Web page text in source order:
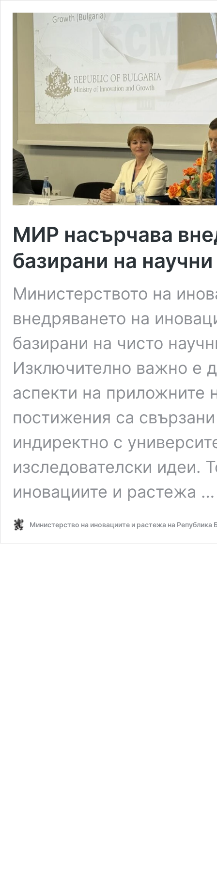
МИР насърчава
базирани на
Министерството на
внедряването на
базирани на чисто
Изключително важно e
аспекти на приложните
постижения са
индиректно с
изследователски идеи.
иновациите и растежа
Министерство на иновациите и растежа на Република